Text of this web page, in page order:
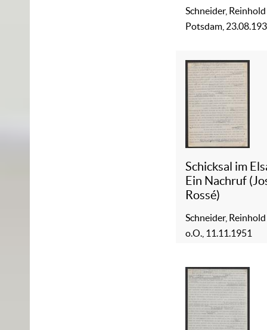
Schneider, Reinhold
Potsdam,
Schicksal im
Ein Nachruf
Rossé)
Schneider, Reinhold
o.O., 11.11.1951